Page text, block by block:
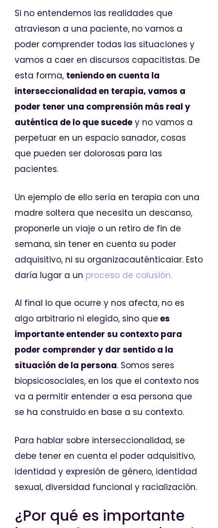
Si no entendemos las realidades que
atraviesan a una paciente, no vamos a
poder comprender todas las situaciones y
vamos a caer en discursos capacitistas. De
esta forma, teniendo en cuenta la
interseccionalidad en terapia, vamos a
poder tener una comprensión más real y
auténtica de lo que sucede y no vamos a
perpetuar en un espacio sanador, cosas
que pueden ser dolorosas para las
pacientes.
Un ejemplo de ello sería en terapia con una
madre soltera que necesita un descanso,
proponerle un viaje o un retiro de fin de
semana, sin tener en cuenta su poder
adquisitivo, ni su organizacauténticaiar. Esto
daría lugar a un proceso de colusión.
Al final lo que ocurre y nos afecta, no es
algo arbitrario ni elegido, sino que es
importante entender su contexto para
poder comprender y dar sentido a la
situación de la persona. Somos seres
biopsicosociales, en los que el contexto nos
va a permitir entender a esa persona que
se ha construido en base a su contexto.
Para hablar sobre interseccionalidad, se
debe tener en cuenta el poder adquisitivo,
identidad y expresión de género, identidad
sexual, diversidad funcional y racialización.
¿Por qué es importante